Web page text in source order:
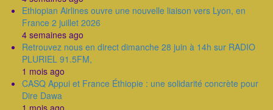
Ethiopian Airlines ouvre une nouvelle liaison vers Lyon, en
France 2 juillet 2026
4 semaines ago
Retrouvez nous en direct dimanche 28 juin à 14h sur RADIO
PLURIEL 91.5FM,
1 mois ago
CASQ Appui et France Éthiopie : une solidarité concrète pour
Dire Dawa
1 mois ago